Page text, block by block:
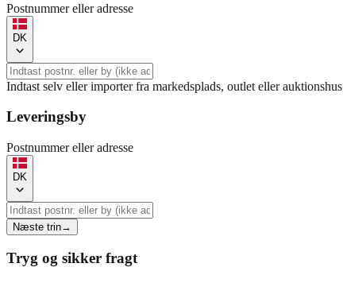
Postnummer eller adresse
DK
Indtast selv eller importer fra markedsplads, outlet eller auktionshus
Leveringsby
Postnummer eller adresse
DK
Næste trin→
Tryg og sikker fragt